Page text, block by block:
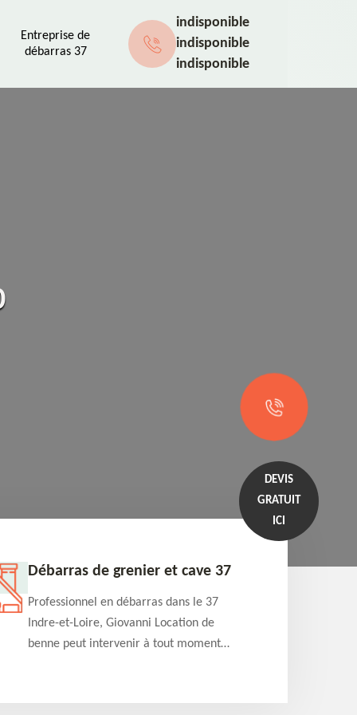
Entreprise de
débarras 37
indisponible
indisponible
indisponible
DEVIS
GRATUIT
ICI
Débarras de grenier et cave 37
Professionnel en débarras dans le 37
Indre-et-Loire, Giovanni Location de
benne peut intervenir à tout moment
détaillé offert